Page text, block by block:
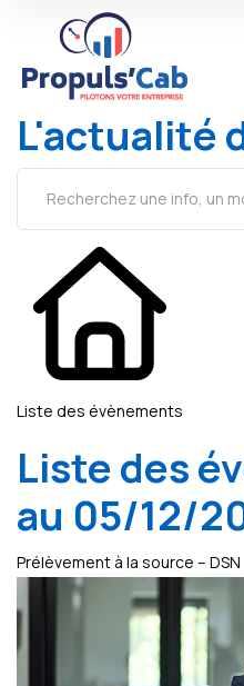
L'actualité
Liste des évènements
Liste des
au 05/12/
Prélèvement à la source – DSN